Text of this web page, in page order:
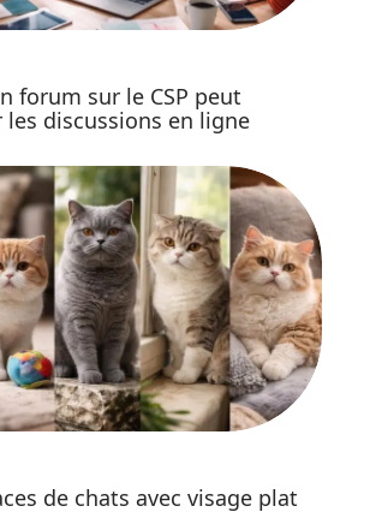
forum sur le CSP peut
discussions en ligne
de chats avec visage plat